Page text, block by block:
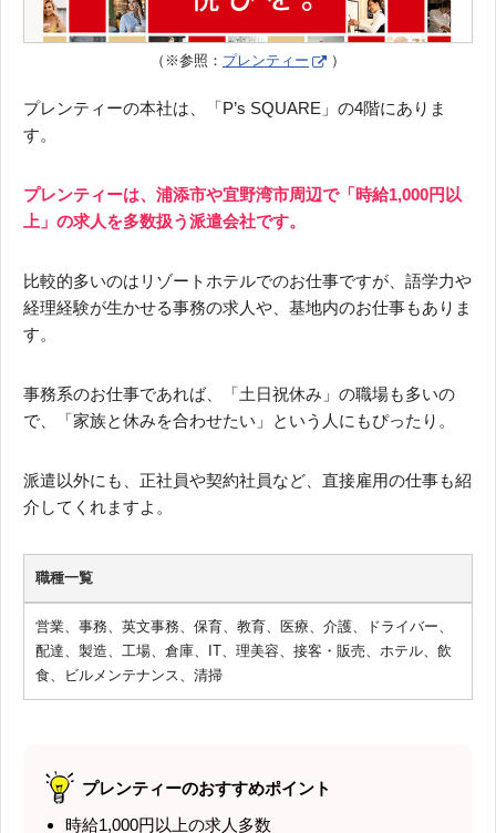
（※参照： プレンティー ）
プレンティーの本社は、「P’s SQUARE」の4階にありま
す。
プレンティーは、浦添市や宜野湾市周辺で「時給1,000円以
上」の求人を多数扱う派遣会社です。
比較的多いのはリゾートホテルでのお仕事ですが、語学力や
経理経験が生かせる事務の求人や、基地内のお仕事もありま
す。
事務系のお仕事であれば、「土日祝休み」の職場も多いの
で、「家族と休みを合わせたい」という人にもぴったり。
派遣以外にも、正社員や契約社員など、直接雇用の仕事も紹
介してくれますよ。
職種一覧
営業、事務、英文事務、保育、教育、医療、介護、ドライバー、
配達、製造、工場、倉庫、IT、理美容、接客・販売、ホテル、飲
食、ビルメンテナンス、清掃
プレンティーのおすすめポイント
時給1,000円以上の求人多数